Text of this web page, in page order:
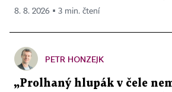
8. 8. 2026 ▪ 3 min. čtení
PETR HONZEJK
„Prolhaný hlupák v čele